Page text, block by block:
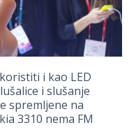
i kao LED
i slušanje
spremljene na
3310 nema FM